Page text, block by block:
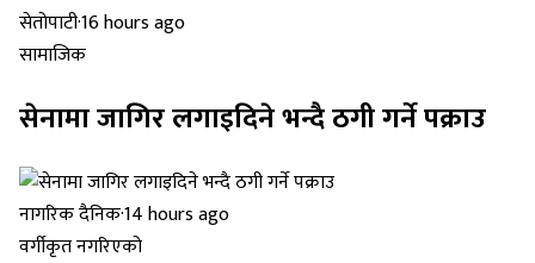
सेतोपाटी·16 hours ago
सामाजिक
सेनामा जागिर लगाइदिने भन्दै ठगी गर्ने पक्राउ
नागरिक दैनिक·14 hours ago
वर्गीकृत नगरिएको